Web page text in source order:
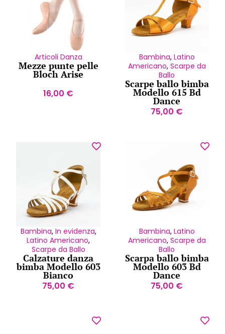
Articoli Danza
Mezze punte pelle
Bloch Arise
16,00 €
Bambina, Latino
Americano, Scarpe da
Ballo
Scarpe ballo bimba
Modello 615 Bd
Dance
75,00 €
Bambina, In evidenza,
Latino Americano,
Scarpe da Ballo
Calzature danza
bimba Modello 603
Bianco
75,00 €
Bambina, Latino
Americano, Scarpe da
Ballo
Scarpa ballo bimba
Modello 603 Bd
Dance
75,00 €